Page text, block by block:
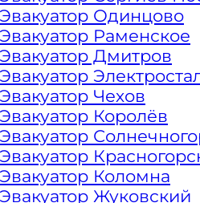
Эвакуатор Одинцово
Эвакуатор Раменское
Эвакуатор Дмитров
Эвакуатор
Эвакуатор Чехов
Эвакуатор Королёв
Эвакуатор
Эвакуатор
Эвакуатор Коломна
Эвакуатор Жуковский